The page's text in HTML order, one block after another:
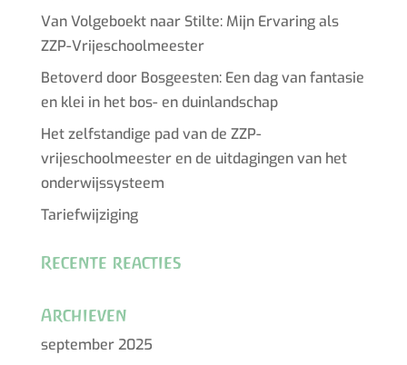
Van Volgeboekt naar Stilte: Mijn Ervaring als
ZZP-Vrijeschoolmeester
Betoverd door Bosgeesten: Een dag van fantasie
en klei in het bos- en duinlandschap
Het zelfstandige pad van de ZZP-
vrijeschoolmeester en de uitdagingen van het
onderwijssysteem
Tariefwijziging
Recente reacties
Archieven
september 2025